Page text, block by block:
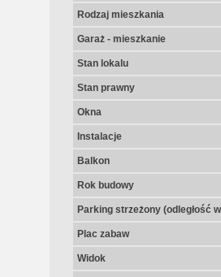
Rodzaj mieszkania
Garaż - mieszkanie
Stan lokalu
Stan prawny
Okna
Instalacje
Balkon
Rok budowy
Parking strzeżony (odległość
Plac zabaw
Widok